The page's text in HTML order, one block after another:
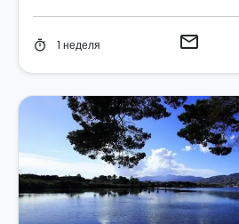
timer 1 неделя email